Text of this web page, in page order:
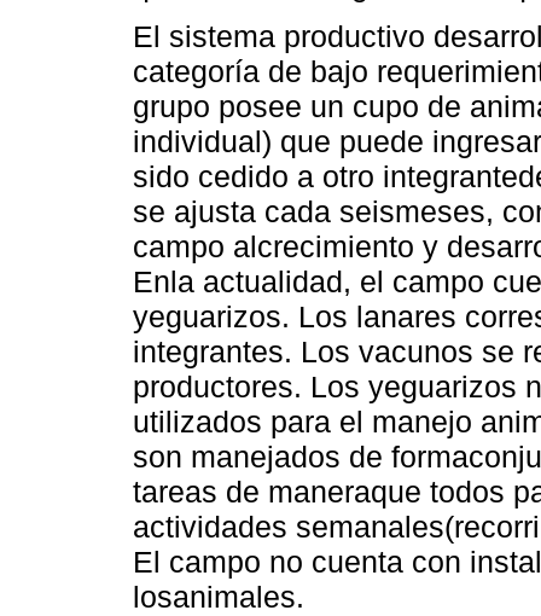
El sistema productivo
categoría de bajo
grupo posee un cupo de
individual) que puede
sido cedido a otro
se ajusta cada seismeses,
campo alcrecimiento y
Enla actualidad, el campo
yeguarizos. Los lanares
integrantes. Los vacunos se
productores. Los yeguarizos
utilizados para el manejo
son manejados de
tareas de maneraque todos
actividades
El campo no cuenta con
losanimales.